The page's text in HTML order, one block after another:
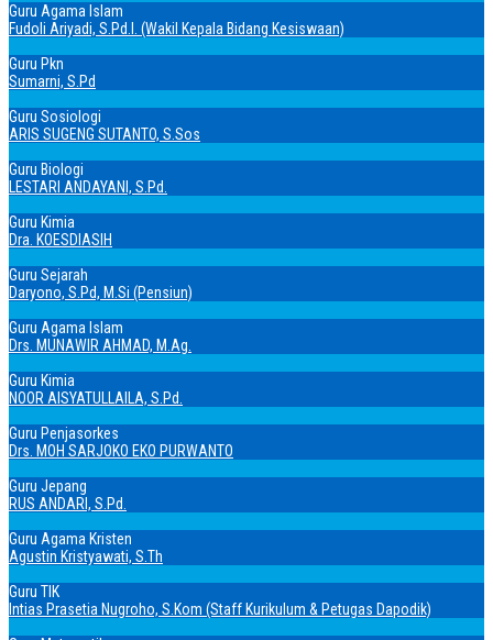
Guru Agama Islam
Fudoli Ariyadi, S.Pd.I. (Wakil Kepala Bidang Kesiswaan)
Guru Pkn
Sumarni, S.Pd
Guru Sosiologi
ARIS SUGENG SUTANTO, S.Sos
Guru Biologi
LESTARI ANDAYANI, S.Pd.
Guru Kimia
Dra. KOESDIASIH
Guru Sejarah
Daryono, S.Pd, M.Si (Pensiun)
Guru Agama Islam
Drs. MUNAWIR AHMAD, M.Ag.
Guru Kimia
NOOR AISYATULLAILA, S.Pd.
Guru Penjasorkes
Drs. MOH SARJOKO EKO PURWANTO
Guru Jepang
RUS ANDARI, S.Pd.
Guru Agama Kristen
Agustin Kristyawati, S.Th
Guru TIK
Intias Prasetia Nugroho, S.Kom (Staff Kurikulum & Petugas Dapodik)